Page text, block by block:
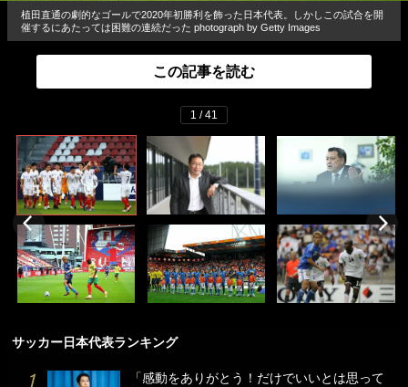
植田直通の劇的なゴールで2020年初勝利を飾った日本代表。しかしこの試合を開
催するにあたっては困難の連続だった photograph by Getty Images
この記事を読む
1 / 41
サッカー日本代表ランキング
「感動をありがとう！だけでいいとは思って